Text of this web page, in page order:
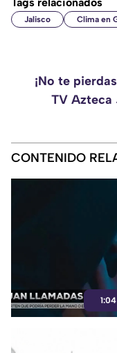
Jalisco Clima en
¡No te
TV Azteca
CONTENIDO
1:04